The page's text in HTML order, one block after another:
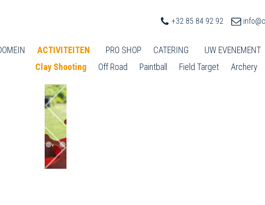
+32 85 84 92 92
ACTIVITEITEN
Clay Shooting
Off Road Paintball Field Target Archery
PRO SHOP CATERING UW EVENEMENT